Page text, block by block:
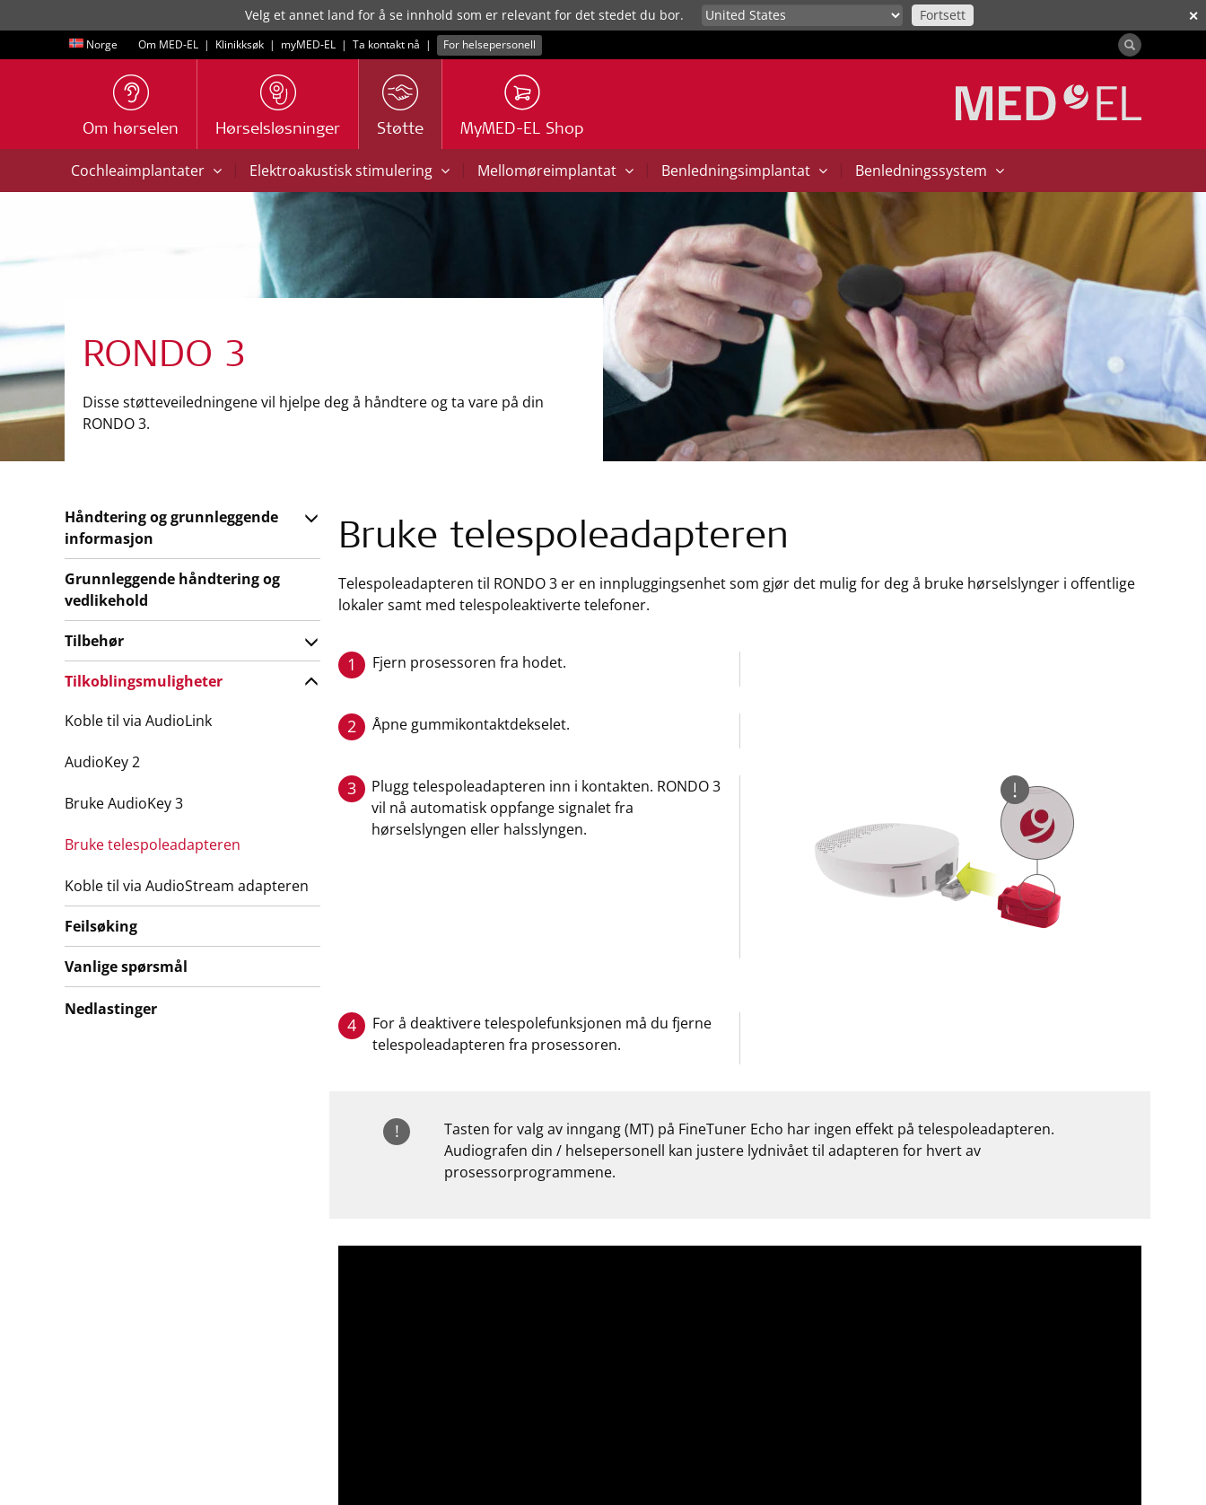
✕
Velg et annet land for å se innhold som er relevant for det stedet du bor. Fortsett
Norge Om MED-EL | Klinikksøk | myMED‑EL | Ta kontakt nå | For helsepersonell
Om hørselen Hørselsløsninger Støtte MyMED-EL Shop
Cochleaimplantater | Elektroakustisk stimulering | Mellomøreimplantat | Benledningsimplantat | Benledningssystem
RONDO 3
Disse støtteveiledningene vil hjelpe deg å håndtere og ta vare på din
RONDO 3.
Bruke telespoleadapteren
Telespoleadapteren til RONDO 3 er en innpluggingsenhet som gjør det mulig for deg å bruke hørselslynger i offentlige
lokaler samt med telespoleaktiverte telefoner.
1 Fjern prosessoren fra hodet.
2 Åpne gummikontaktdekselet.
3
Plugg telespoleadapteren inn i kontakten. RONDO 3
vil nå automatisk oppfange signalet fra
hørselslyngen eller halsslyngen.
4
For å deaktivere telespolefunksjonen må du fjerne
telespoleadapteren fra prosessoren.
!
Tasten for valg av inngang (MT) på FineTuner Echo har ingen effekt på telespoleadapteren.
Audiografen din / helsepersonell kan justere lydnivået til adapteren for hvert av
prosessorprogrammene.
Håndtering og grunnleggende
informasjon
Grunnleggende håndtering og
vedlikehold
Tilbehør
Tilkoblingsmuligheter
Koble til via AudioLink
AudioKey 2
Bruke AudioKey 3
Bruke telespoleadapteren
Koble til via AudioStream adapteren
Feilsøking
Vanlige spørsmål
Nedlastinger